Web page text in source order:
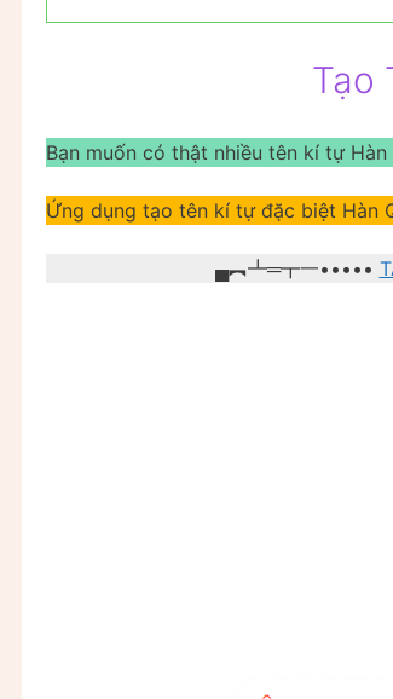
Tạo
Bạn muốn có thật nhiều tên kí tự
Ứng dụng tạo tên kí tự đặc biệt Hàn
▄︻┻═┳一•••••